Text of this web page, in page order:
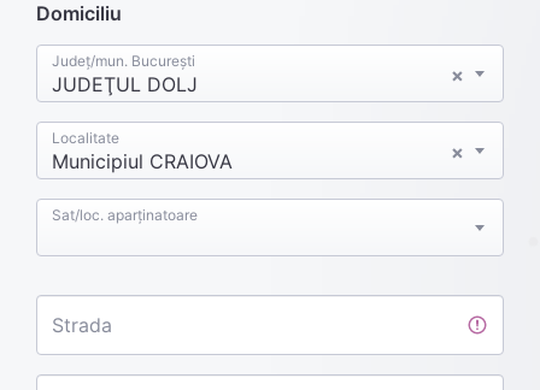
Domiciliu
×
JUDEŢUL DOLJ
Județ/mun. București
×
Municipiul CRAIOVA
Localitate
Sat/loc. aparținatoare
Strada